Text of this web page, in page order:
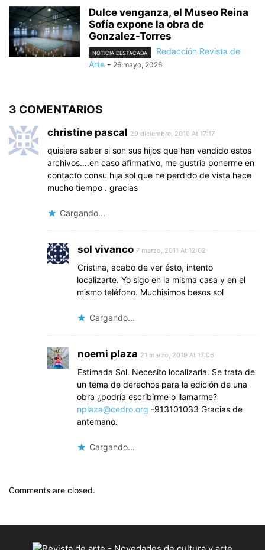
Dulce venganza, el Museo Reina
Sofía expone la obra de
Gonzalez-Torres
NOTICIA DESTACADA
Redacción Revista de
Arte - 26 mayo, 2026
3 COMENTARIOS
christine pascal 29 diciembre, 2010 At 17:17
quisiera saber si son sus hijos que han vendido estos
archivos….en caso afirmativo, me gustria ponerme en
contacto consu hija sol que he perdido de vista hace
mucho tiempo . gracias
Cargando...
sol vivanco 7 marzo, 2011 At 12:02
Cristina, acabo de ver ésto, intento
localizarte. Yo sigo en la misma casa y en el
mismo teléfono. Muchisimos besos sol
Cargando...
noemi plaza 21 marzo, 2019 At 17:06
Estimada Sol. Necesito localizarla. Se trata de
un tema de derechos para la edición de una
obra ¿podría escribirme o llamarme?
nplaza@cedro.org -913101033 Gracias de
antemano.
Cargando...
Comments are closed.